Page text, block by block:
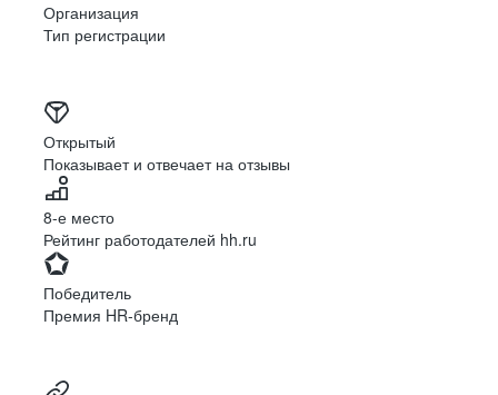
Организация
Тип регистрации
Открытый
Показывает и отвечает на отзывы
8-е место
Рейтинг работодателей hh.ru
Победитель
Премия HR-бренд